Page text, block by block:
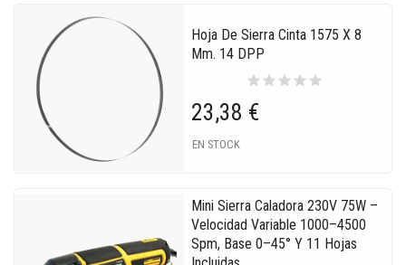
Hoja De Sierra Cinta 1575 X 8
Mm. 14 DPP
starstarstarstarstar
23,38 €
EN STOCK
Mini Sierra Caladora 230V 75W –
Velocidad Variable 1000–4500
Spm, Base 0–45° Y 11 Hojas